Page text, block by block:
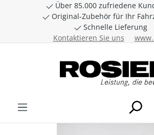
Zum Hauptinhalt springen
Über 85.000 zufriedene
Original-Zubehör für Ihr
Schnelle Lieferung
Kontaktieren Sie uns